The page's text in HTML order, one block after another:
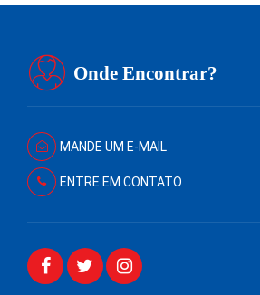
Onde Encontrar?
MANDE UM E-MAIL
ENTRE EM CONTATO